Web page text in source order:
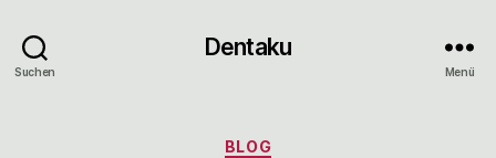
Suchen
Dentaku
Menü
Kategorien
BLOG